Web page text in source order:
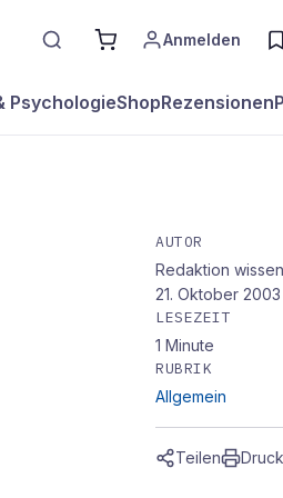
Anmelden
PsychologieShopRezensionen
AUTOR
Redaktion
21. Oktober 2003
LESEZEIT
1 Minute
RUBRIK
Allgemein
Teilen